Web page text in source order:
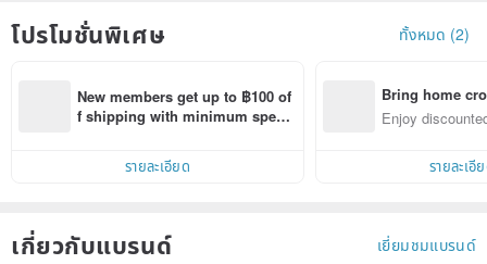
โปรโมชั่นพิเศษ ทั้งหมด (2)
New members get up to ฿100 of
f shipping with minimum spen
within 7 days!
รายละเอียด
Bring home
n with ease
Enjoy
รายละเอี
เกี่ยวกับแบรนด์ เยี่ยมชมแบรนด์